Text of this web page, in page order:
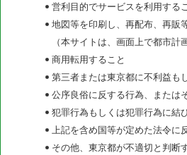
営利目的でサービスを利用する
地図等を印刷し、再配布、再販
（本サイトは、画面上で都市
商用転用すること
第三者または東京都に不利益も
公序良俗に反する行為、または
犯罪行為もしくは犯罪行為に結
上記を含め国等が定めた法令に
その他、東京都が不適切と判断